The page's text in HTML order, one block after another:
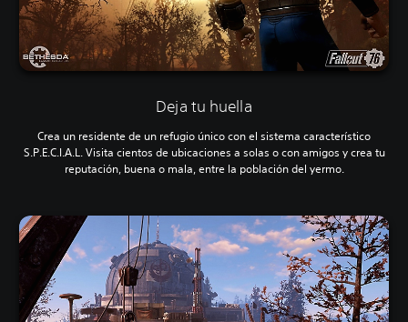
Deja tu huella
Crea un residente de un refugio único con el sistema característico
S.P.E.C.I.A.L. Visita cientos de ubicaciones a solas o con amigos y crea tu
reputación, buena o mala, entre la población del yermo.